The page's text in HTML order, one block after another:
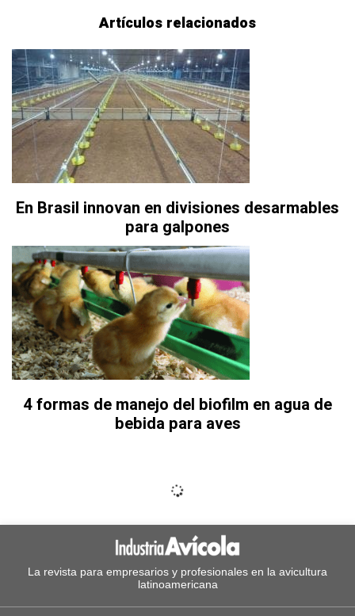
Artículos relacionados
En Brasil innovan en divisiones desarmables
para galpones
4 formas de manejo del biofilm en agua de
bebida para aves
La revista para empresarios y profesionales en la avicultura
latinoamericana